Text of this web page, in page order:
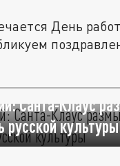
День
Санта-Клаус
русской культуры